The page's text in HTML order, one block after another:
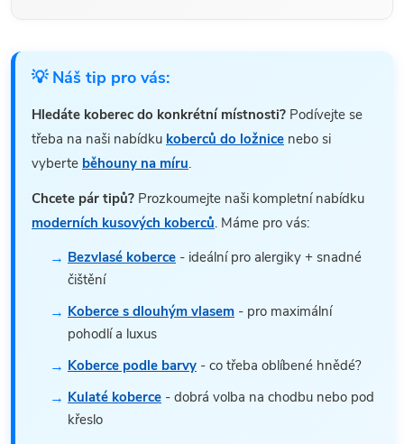
💡 Náš tip pro vás:
Hledáte koberec do konkrétní místnosti? Podívejte se
třeba na naši nabídku koberců do ložnice nebo si
vyberte běhouny na míru.
Chcete pár tipů? Prozkoumejte naši kompletní nabídku
moderních kusových koberců. Máme pro vás:
Bezvlasé koberce - ideální pro alergiky + snadné
čištění
Koberce s dlouhým vlasem - pro maximální
pohodlí a luxus
Koberce podle barvy - co třeba oblíbené hnědé?
Kulaté koberce - dobrá volba na chodbu nebo pod
křeslo